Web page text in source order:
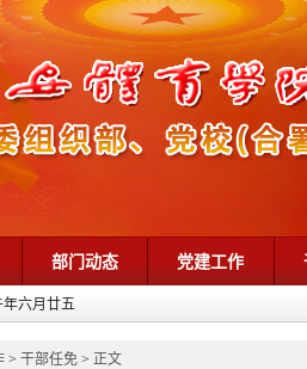
部门动态 党建工作
六月廿五
> 干部任免 > 正文